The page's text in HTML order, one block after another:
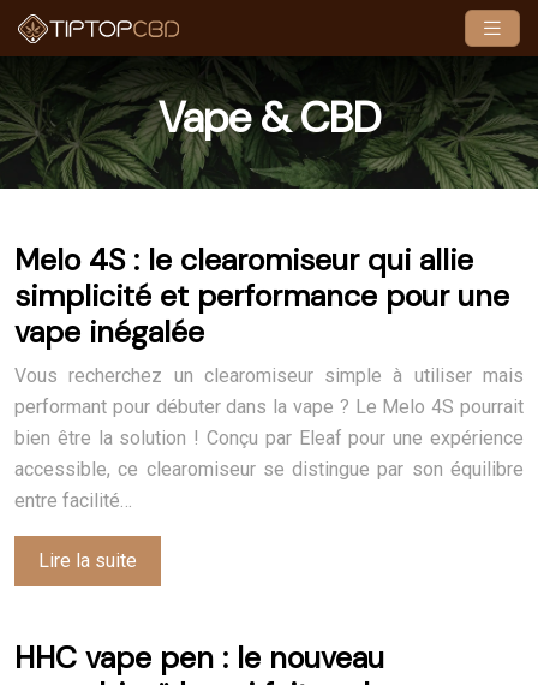
Vape & CBD
Melo 4S : le clearomiseur qui allie
simplicité et performance pour une
vape inégalée
Vous recherchez un clearomiseur simple à utiliser mais
performant pour débuter dans la vape ? Le Melo 4S pourrait
bien être la solution ! Conçu par Eleaf pour une expérience
accessible, ce clearomiseur se distingue par son équilibre
entre facilité…
Lire la suite
HHC vape pen : le nouveau